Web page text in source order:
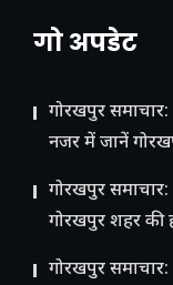
गो अपडेट
गोरखपुर
नजर में जानें
गोरखपुर
गोरखपुर शहर की
गोरखपुर